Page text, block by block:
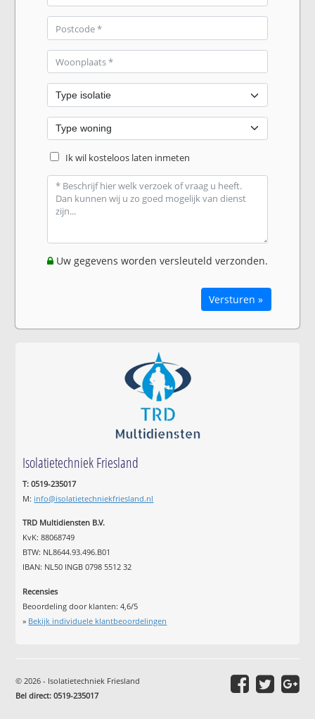
Ik wil kosteloos laten inmeten
Uw gegevens worden versleuteld verzonden.
Versturen »
Isolatietechniek Friesland
T: 0519-235017
M: info@isolatietechniekfriesland.nl
TRD Multidiensten B.V.
KvK: 88068749
BTW: NL8644.93.496.B01
IBAN: NL50 INGB 0798 5512 32
Recensies
Beoordeling door klanten:4,6/5
» Bekijk individuele klantbeoordelingen
© 2026 - Isolatietechniek Friesland
Bel direct: 0519-235017